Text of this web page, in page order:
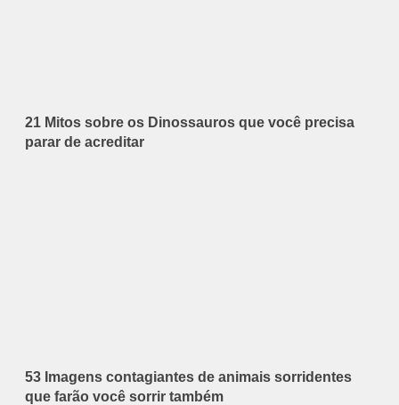
21 Mitos sobre os Dinossauros que você precisa
parar de acreditar
53 Imagens contagiantes de animais sorridentes
que farão você sorrir também